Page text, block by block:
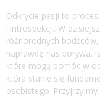
Odkrycie pasji to
i introspekcji. W
różnorodnych
naprawdę nas porywa.
które mogą pomóc w
która stanie się
osobistego.